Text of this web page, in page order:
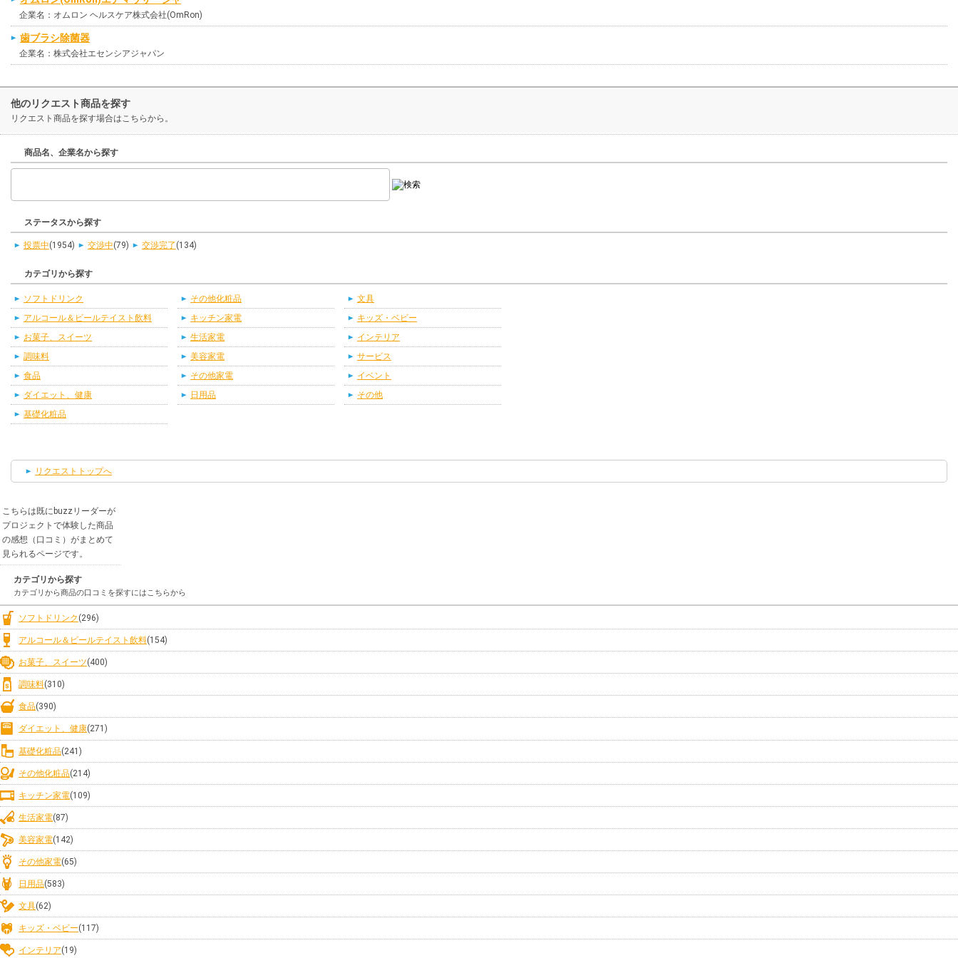
企業名：オムロン ヘルスケア株式会社(OmRon)
歯ブラシ除菌器
企業名：株式会社エセンシアジャパン
他のリクエスト商品を探す
リクエスト商品を探す場合はこちらから。
商品名、企業名から探す
ステータスから探す
投票中(1954) 交渉中(79) 交渉完了 (134)
カテゴリから探す
ソフトドリンク
アルコール＆ビールテイスト飲料
お菓子、スイーツ
調味料
食品
ダイエット、健康
基礎化粧品
その他化粧品
キッチン家電
生活家電
美容家電
その他家電
日用品
文具
キッズ・ベビー
インテリア
サービス
イベント
その他
リクエストトップへ
こちらは既にbuzzリーダーが
プロジェクトで体験した商品
の感想（口コミ）がまとめて
見られるページです。
カテゴリから探す
カテゴリから商品の口コミを探すにはこちらから
ソフトドリンク (296)
アルコール＆ビールテイスト飲料(154)
お菓子、スイーツ(400)
調味料(310)
食品(390)
ダイエット、健康(271)
基礎化粧品(241)
その他化粧品(214)
キッチン家電(109)
生活家電(87)
美容家電(142)
その他家電(65)
日用品(583)
文具(62)
キッズ・ベビー(117)
インテリア(19)